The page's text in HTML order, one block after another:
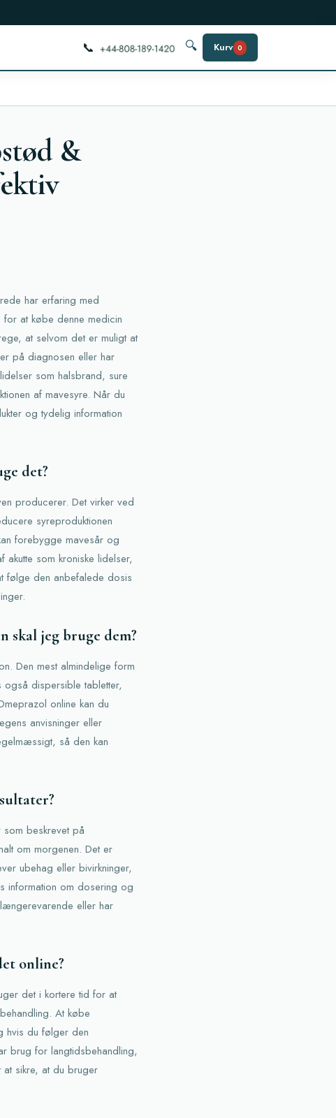
📞 🔍 Kurv 0
&
har erfaring med
at købe denne medicin
at selvom det er muligt at
på diagnosen eller har
som halsbrand, sure
af mavesyre. Når du
og tydelig information
det?
producerer. Det virker ved
syreproduktionen
forebygge mavesår og
som kroniske lidelser,
følge den anbefalede dosis
skal jeg bruge dem?
Den mest almindelige form
dispersible tabletter,
online kan du
anvisninger eller
så den kan
beskrevet på
om morgenen. Det er
ubehag eller bivirkninger,
information om dosering og
eller har
online?
det i kortere tid for at
At købe
hvis du følger den
brug for langtidsbehandling,
sikre, at du bruger